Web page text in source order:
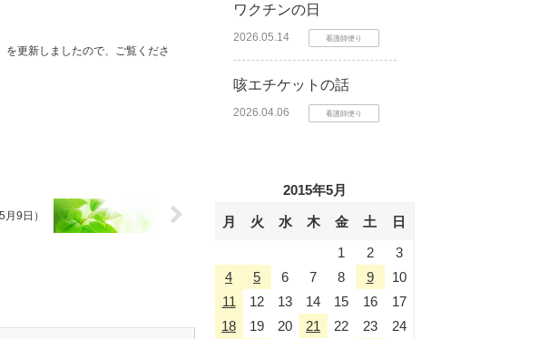
更新しましたので、ご覧くださ
9日）
ワクチンの日
2026.05.14 看護師便り
咳エチケットの話
2026.04.06 看護師便り
2015年5月
月 火 水 木 金 土
日
1
2
3
4
5 6 7 8 9
10
11
12 13 14 15 16
17
18
19 20 21 22 23
24